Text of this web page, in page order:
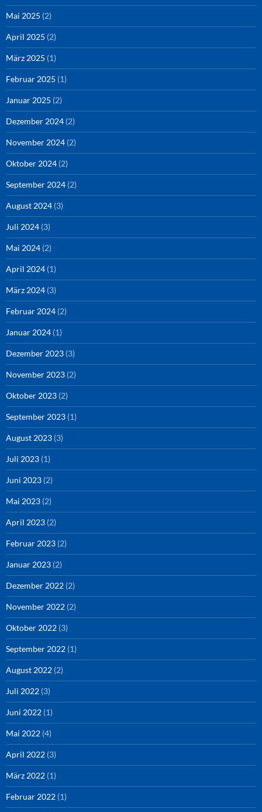
Mai 2025 (2)
April 2025 (2)
März 2025 (1)
Februar 2025 (1)
Januar 2025 (2)
Dezember 2024 (2)
November 2024 (2)
Oktober 2024 (2)
September 2024 (2)
August 2024 (3)
Juli 2024 (3)
Mai 2024 (2)
April 2024 (1)
März 2024 (3)
Februar 2024 (2)
Januar 2024 (1)
Dezember 2023 (3)
November 2023 (2)
Oktober 2023 (2)
September 2023 (1)
August 2023 (3)
Juli 2023 (1)
Juni 2023 (2)
Mai 2023 (2)
April 2023 (2)
Februar 2023 (2)
Januar 2023 (2)
Dezember 2022 (2)
November 2022 (2)
Oktober 2022 (3)
September 2022 (1)
August 2022 (2)
Juli 2022 (3)
Juni 2022 (1)
Mai 2022 (4)
April 2022 (3)
März 2022 (1)
Februar 2022 (1)